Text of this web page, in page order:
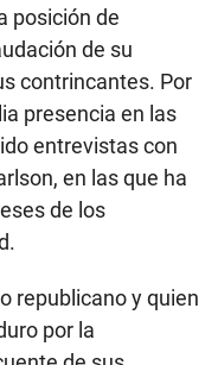
posición de
de su
contrincantes. Por
presencia en las
entrevistas con
en las que ha
de los
republicano y quien
por la